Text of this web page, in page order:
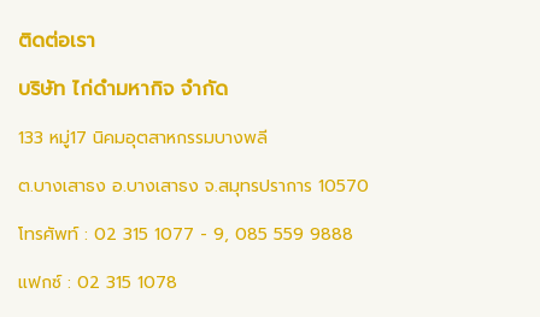
ติดต่อเรา
บริษัท ไก่ดำมหากิจ จำกัด
133 หมู่17 นิคมอุตสาหกรรมบางพลี
ต.บางเสาธง อ.บางเสาธง จ.สมุทรปราการ 10570
โทรศัพท์ : 02 315 1077 - 9, 085 559 9888
แฟกซ์ : 02 315 1078